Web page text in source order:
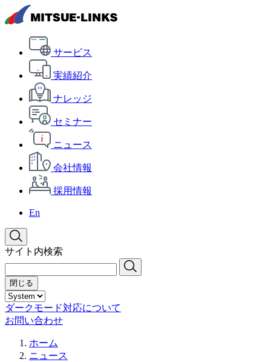
サービス
実績紹介
ナレッジ
セミナー
ニュース
会社情報
採用情報
En
サイト内検索
閉じる
ダークモード対応について
お問い合わせ
ホーム
ニュース